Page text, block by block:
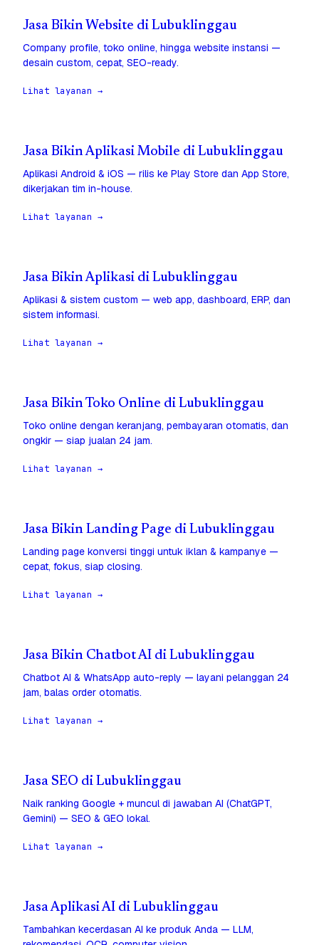
Jasa Bikin Website di Lubuklinggau
Company profile, toko online, hingga website instansi —
desain custom, cepat, SEO-ready.
Lihat layanan →
Jasa Bikin Aplikasi Mobile di Lubuklinggau
Aplikasi Android & iOS — rilis ke Play Store dan App Store,
dikerjakan tim in-house.
Lihat layanan →
Jasa Bikin Aplikasi di Lubuklinggau
Aplikasi & sistem custom — web app, dashboard, ERP, dan
sistem informasi.
Lihat layanan →
Jasa Bikin Toko Online di Lubuklinggau
Toko online dengan keranjang, pembayaran otomatis, dan
ongkir — siap jualan 24 jam.
Lihat layanan →
Jasa Bikin Landing Page di Lubuklinggau
Landing page konversi tinggi untuk iklan & kampanye —
cepat, fokus, siap closing.
Lihat layanan →
Jasa Bikin Chatbot AI di Lubuklinggau
Chatbot AI & WhatsApp auto-reply — layani pelanggan 24
jam, balas order otomatis.
Lihat layanan →
Jasa SEO di Lubuklinggau
Naik ranking Google + muncul di jawaban AI (ChatGPT,
Gemini) — SEO & GEO lokal.
Lihat layanan →
Jasa Aplikasi AI di Lubuklinggau
Tambahkan kecerdasan AI ke produk Anda — LLM,